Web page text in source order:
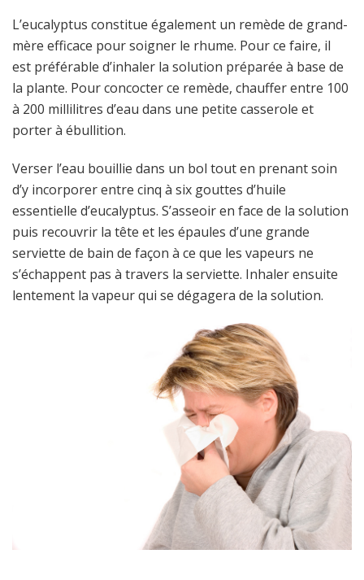
L’eucalyptus constitue également un remède de grand-
mère efficace pour soigner le rhume. Pour ce faire, il
est préférable d’inhaler la solution préparée à base de
la plante. Pour concocter ce remède, chauffer entre 100
à 200 millilitres d’eau dans une petite casserole et
porter à ébullition.
Verser l’eau bouillie dans un bol tout en prenant soin
d’y incorporer entre cinq à six gouttes d’huile
essentielle d’eucalyptus. S’asseoir en face de la solution
puis recouvrir la tête et les épaules d’une grande
serviette de bain de façon à ce que les vapeurs ne
s’échappent pas à travers la serviette. Inhaler ensuite
lentement la vapeur qui se dégagera de la solution.